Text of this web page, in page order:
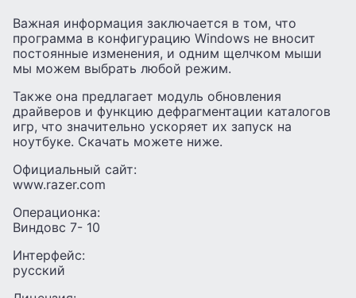
Важная информация заключается в том, что
программа в конфигурацию Windows не вносит
постоянные изменения, и одним щелчком мыши
мы можем выбрать любой режим.
Также она предлагает модуль обновления
драйверов и функцию дефрагментации каталогов
игр, что значительно ускоряет их запуск на
ноутбуке. Скачать можете ниже.
Официальный сайт:
www.razer.com
Операционка:
Виндовс 7- 10
Интерфейс:
русский